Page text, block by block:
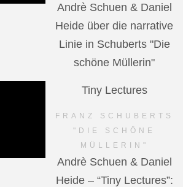
Andrè Schuen & Daniel
Heide über die narrative
Linie in Schuberts "Die
schöne Müllerin"
Tiny Lectures
FRANZ SCHUBERTS
"DIE SCHÖNE
MÜLLERIN"
Andrè Schuen & Daniel
Heide – “Tiny Lectures”: